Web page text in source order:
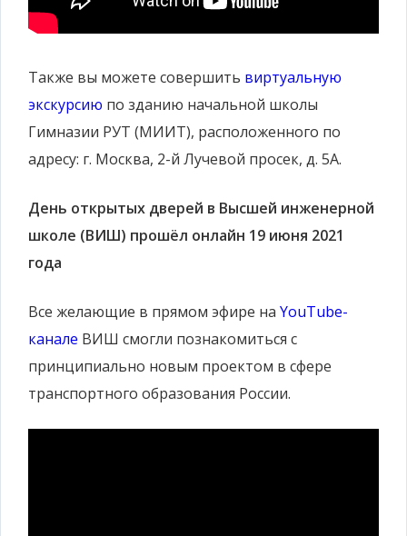
Также вы можете совершить виртуальную
экскурсию по зданию начальной школы
Гимназии РУТ (МИИТ), расположенного по
адресу: г. Москва, 2-й Лучевой просек, д. 5А.
День открытых дверей в Высшей инженерной
школе (ВИШ) прошёл онлайн 19 июня 2021
года
Все желающие в прямом эфире на YouTube-
канале ВИШ смогли познакомиться c
принципиально новым проектом в сфере
транспортного образования России.